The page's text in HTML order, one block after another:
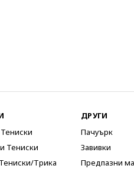
Тениски
Трика
ДРУГИ
Пачуърк
Завивки
Предпазни